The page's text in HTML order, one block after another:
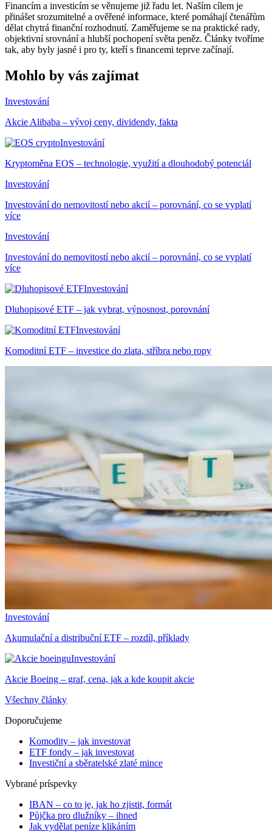
Financím a investicím se věnujeme již řadu let. Naším cílem je
přinášet srozumitelné a ověřené informace, které pomáhají čtenářům
dělat chytrá finanční rozhodnutí. Zaměřujeme se na praktické rady,
objektivní srovnání a hlubší pochopení světa peněz. Články tvoříme
tak, aby byly jasné i pro ty, kteří s financemi teprve začínají.
Mohlo by vás zajímat
Investování
Akcie Alibaba – vývoj ceny, dividendy, fakta
Investování
Kryptoměna EOS – technologie, využití a dlouhodobý potenciál
Investování
Investování do nemovitostí nebo akcií – porovnání, co se vyplatí
více
Investování
Investování do nemovitostí nebo akcií – porovnání, co se vyplatí
více
Investování
Dluhopisové ETF – jak vybrat, výnosnost, porovnání
Investování
Komoditní ETF – investice do zlata, stříbra nebo ropy
Investování
Akumulační a distribuční ETF – rozdíl, příklady
Investování
Akcie Boeing – graf, cena, jak a kde koupit akcie
Všechny články
Doporučujeme
Komodity – jak investovat
ETF fondy – jak investovat
Investiční a sběratelské zlaté mince
Vybrané príspevky
IBAN – co to je, jak ho zjistit, formát
Půjčka pro dlužníky – ihned
Jak vydělat peníze klikáním